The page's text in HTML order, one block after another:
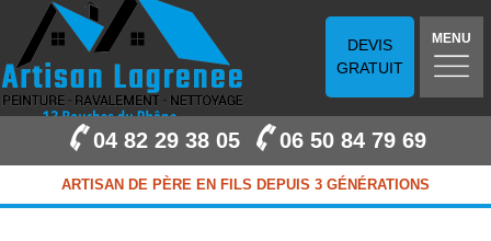
DEVIS
GRATUIT
MENU
04 82 29 38 05 06 50 84 79 69
ARTISAN DE PÈRE EN FILS DEPUIS 3 GÉNÉRATIONS